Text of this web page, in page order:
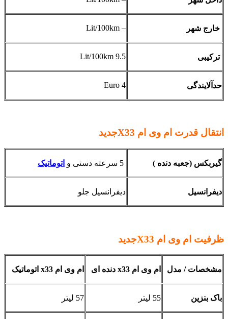
خارج شهر – Lit/100km
ترکیبی 9.5 Lit/100km
حدآلایندگی Euro 4
انتقال قدرت ام وی ام
گیربکس (جعبه دنده ) اتوماتیک
دیفرانسیل دیفرانسیل جلو
ظرفیت ام وی ام
مشخصات / مدل ام وی ام دنده ای ام وی ام اتوماتیک
باک بنزین 55 لیتر 57 لیتر